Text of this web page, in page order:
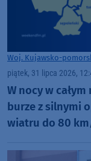
Woj. Kujawsko-
piątek, 31 lipca 2026,
W nocy w
burze z silnymi
wiatru do 80